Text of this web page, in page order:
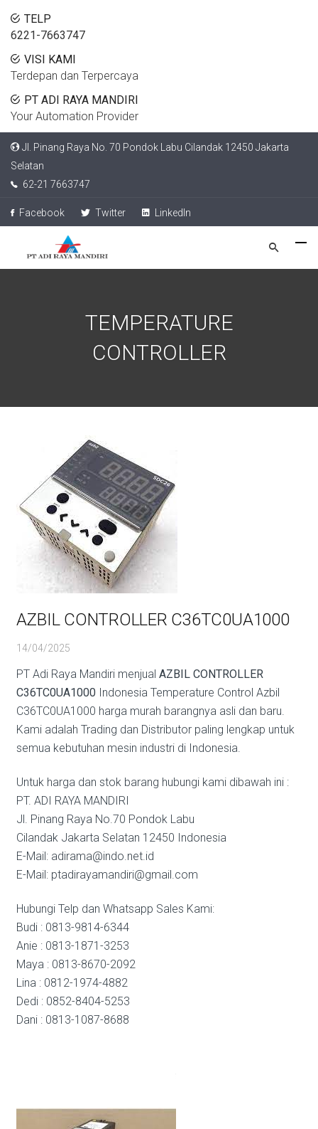
TELP
6221-7663747
VISI KAMI
Terdepan dan Terpercaya
PT ADI RAYA MANDIRI
Your Automation Provider
Jl. Pinang Raya No. 70 Pondok Labu Cilandak 12450 Jakarta
Selatan
62-21 7663747
Facebook Twitter LinkedIn
TEMPERATURE
CONTROLLER
AZBIL CONTROLLER C36TC0UA1000
14/04/2025
PT Adi Raya Mandiri menjual AZBIL CONTROLLER
C36TC0UA1000Indonesia Temperature Control Azbil
C36TC0UA1000 harga murah barangnya asli dan baru.
Kami adalah Trading dan Distributor paling lengkap untuk
semua kebutuhan mesin industri di Indonesia.
Untuk harga dan stok barang hubungi kami dibawah ini :
PT. ADI RAYA MANDIRI
Jl. Pinang Raya No.70 Pondok Labu
Cilandak Jakarta Selatan 12450 Indonesia
E-Mail: adirama@indo.net.id
E-Mail: ptadirayamandiri@gmail.com
Hubungi Telp dan Whatsapp Sales Kami:
Budi : 0813-9814-6344
Anie : 0813-1871-3253
Maya : 0813-8670-2092
Lina : 0812-1974-4882
Dedi : 0852-8404-5253
Dani : 0813-1087-8688